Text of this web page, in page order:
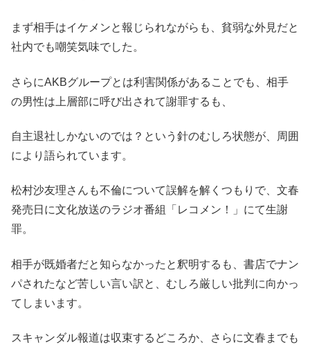
まず相手はイケメンと報じられながらも、貧弱な外見だと
社内でも嘲笑気味でした。
さらにAKBグループとは利害関係があることでも、相手
の男性は上層部に呼び出されて謝罪するも、
自主退社しかないのでは？という針のむしろ状態が、周囲
により語られています。
松村沙友理さんも不倫について誤解を解くつもりで、文春
発売日に文化放送のラジオ番組「レコメン！」にて生謝
罪。
相手が既婚者だと知らなかったと釈明するも、書店でナン
パされたなど苦しい言い訳と、むしろ厳しい批判に向かっ
てしまいます。
スキャンダル報道は収束するどころか、さらに文春までも